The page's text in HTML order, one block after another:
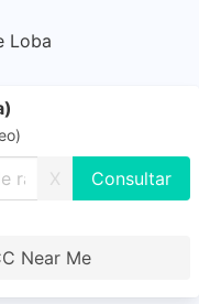
Loba
X
Near Me